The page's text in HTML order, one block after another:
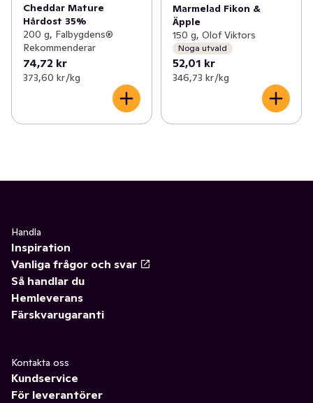
Cheddar Mature
Hårdost 35%
200 g, Falbygdens®
Rekommenderar
74,72 kr
373,60 kr /kg
Marmelad Fikon &
Äpple
150 g, Olof Viktors
Noga utvald
52,01 kr
346,73 kr /kg
Handla
Inspiration
Vanliga frågor och svar
Så handlar du
Hemleverans
Färskvarugaranti
Kontakta oss
Kundservice
För leverantörer